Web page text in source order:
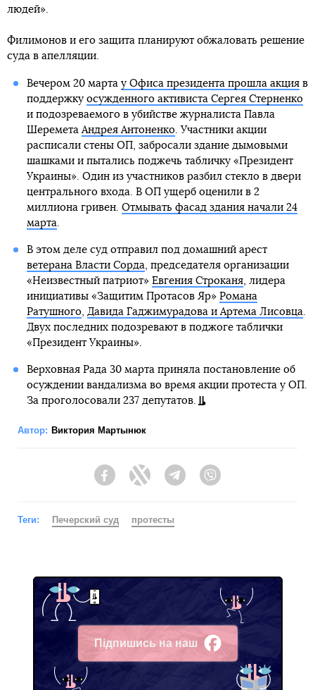
людей».
Филимонов и его защита планируют обжаловать решение
суда в апелляции.
Вечером 20 марта у Офиса президента прошла акцияв
поддержку осужденного активиста Сергея Стерненко
и подозреваемого в убийстве журналиста Павла
ШереметаАндрея Антоненко. Участники акции
расписали стены ОП, забросали здание дымовыми
шашками и пытались поджечь табличку «Президент
Украины». Один из участников разбил стекло в двери
центрального входа. В ОП ущерб оценили в 2
миллиона гривен. Отмывать фасад здания начали 24
марта.
В этом деле суд отправил под домашний арест
ветерана Власти Сорда, председателя организации
«Неизвестный патриот» Евгения Строканя, лидера
инициативы «Защитим Протасов Яр» Романа
Ратушного, Давида Гаджимурадова и Артема Лисовца.
Двух последних подозревают в поджоге таблички
«Президент Украины».
Верховная Рада 30 марта приняла постановление об
осуждении вандализма во время акции протеста у ОП.
За проголосовали 237 депутатов.
Автор: Виктория Мартынюк
FacebookTwitter Telegram
Теги: Печерский суд протесты
Підпишись на наш
Facebook